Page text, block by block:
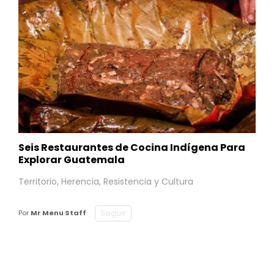
Seis Restaurantes de Cocina Indígena Para
Explorar Guatemala
Territorio, Herencia, Resistencia y Cultura
Por Mr Menu Staff Seguir